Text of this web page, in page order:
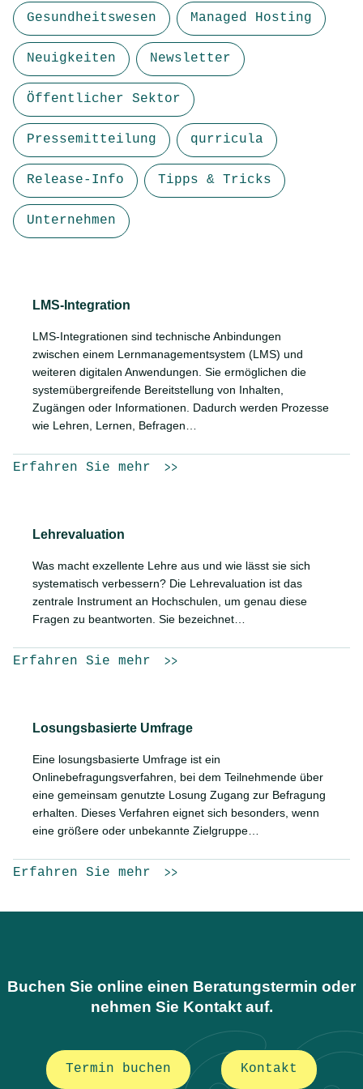
Gesundheitswesen Managed Hosting
Neuigkeiten Newsletter
Öffentlicher Sektor
Pressemitteilung qurricula
Release-Info Tipps & Tricks
Unternehmen
LMS-Integration
LMS-Integrationen sind technische Anbindungen
zwischen einem Lernmanagementsystem (LMS) und
weiteren digitalen Anwendungen. Sie ermöglichen die
systemübergreifende Bereitstellung von Inhalten,
Zugängen oder Informationen. Dadurch werden Prozesse
wie Lehren, Lernen, Befragen…
Erfahren Sie mehr
Lehrevaluation
Was macht exzellente Lehre aus und wie lässt sie sich
systematisch verbessern? Die Lehrevaluation ist das
zentrale Instrument an Hochschulen, um genau diese
Fragen zu beantworten. Sie bezeichnet…
Erfahren Sie mehr
Losungsbasierte Umfrage
Eine losungsbasierte Umfrage ist ein
Onlinebefragungsverfahren, bei dem Teilnehmende über
eine gemeinsam genutzte Losung Zugang zur Befragung
erhalten. Dieses Verfahren eignet sich besonders, wenn
eine größere oder unbekannte Zielgruppe…
Erfahren Sie mehr
Buchen Sie online einen Beratungstermin oder
nehmen Sie Kontakt auf.
Termin buchen Kontakt